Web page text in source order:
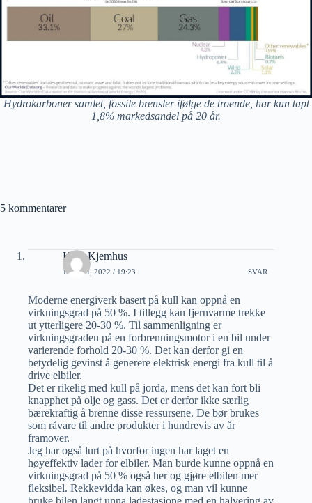
Hydrokarboner samlet, fossile brensler ifølge de troende, har kun tapt
1,8% markedsandel på 20 år.
5 kommentarer
Knut Kjemhus
12 JUNI, 2022 / 19:23 SVAR
Moderne energiverk basert på kull kan oppnå en
virkningsgrad på 50 %. I tillegg kan fjernvarme trekke
ut ytterligere 20-30 %. Til sammenligning er
virkningsgraden på en forbrenningsmotor i en bil under
varierende forhold 20-30 %. Det kan derfor gi en
betydelig gevinst å generere elektrisk energi fra kull til å
drive elbiler.
Det er rikelig med kull på jorda, mens det kan fort bli
knapphet på olje og gass. Det er derfor ikke særlig
bærekraftig å brenne disse ressursene. De bør brukes
som råvare til andre produkter i hundrevis av år
framover.
Jeg har også lurt på hvorfor ingen har laget en
høyeffektiv lader for elbiler. Man burde kunne oppnå en
virkningsgrad på 50 % også her og gjøre elbilen mer
fleksibel. Rekkevidda kan økes, og man vil kunne